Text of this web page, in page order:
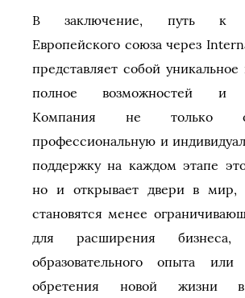
В заключение, путь к
Европейского союза через
представляет собой уникальное
полное возможностей и
Компания не только
профессиональную и
поддержку на каждом этапе
но и открывает двери в мир,
становятся менее
для расширения бизнеса,
образовательного опыта
обретения новой жизни в